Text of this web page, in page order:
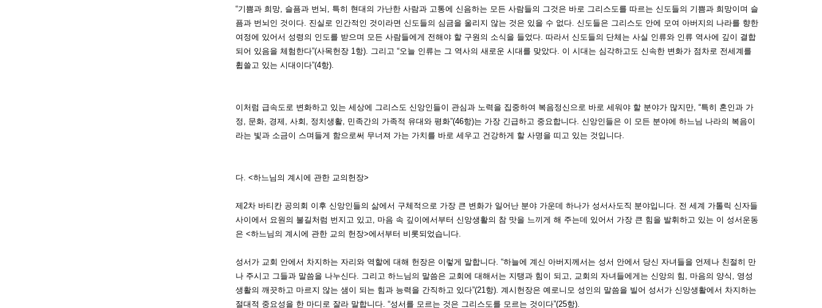
“기 쁨과 희망, 슬픔과 번뇌, 특히 현대의 가난한 사람과 고통에 신음하는 모든 사람들의 그것은 바로 그리스도를 따르는 신도들의 기쁨과 희망이며 슬
픔과 번뇌인 것이다. 진실로 인간적인 것이라면 신도들의 심금을 울리지 않는 것은 있을 수 없다. 신도들은 그리스도 안에 모여 아버지의 나라를 향한
여정에 있어서 성령의 인도를 받으며 모든 사람들에게 전해야 할 구원의 소식을 들었다. 따라서 신도들의 단체는 사실 인류와 인류 역사에 깊이 결합
되어 있음을 체험한다”(사목헌장 1항). 그리고 “오늘 인류는 그 역사의 새로운 시대를 맞았다. 이 시대는 심각하고도 신속한 변화가 점차로 전세계를
휩쓸고 있는 시대이다”(4항).
이 처럼 급속도로 변화하고 있는 세상에 그리스도 신앙인들이 관심과 노력을 집중하여 복음정신으로 바로 세워야 할 분야가 많지만, “특히 혼인과 가
정, 문화, 경제, 사회, 정치생활, 민족간의 가족적 유대와 평화”(46항)는 가장 긴급하고 중요합니다. 신앙인들은 이 모든 분야에 하느님 나라의 복음이
라는 빛과 소금이 스며들게 함으로써 무너져 가는 가치를 바로 세우고 건강하게 할 사명을 띠고 있는 것입니다.
다. <하느님의 계시에 관한 교의헌장>
제2차 바티칸 공의회 이후 신앙인들의 삶에서 구체적으로 가장 큰 변화가 일어난 분야 가운데 하나가 성서사도직 분야입니다. 전 세계 가톨릭 신자들
사이에서 요원의 불길처럼 번지고 있고, 마음 속 깊이에서부터 신앙생활의 참 맛을 느끼게 해 주는데 있어서 가장 큰 힘을 발휘하고 있는 이 성서운동
은 <하느님의 계시에 관한 교의 헌장>에서부터 비롯되었습니다.
성서가 교회 안에서 차지하는 자리와 역할에 대해 헌장은 이렇게 말합니다. “하늘에 계신 아버지께서는 성서 안에서 당신 자녀들을 언제나 친절히 만
나 주시고 그들과 말씀을 나누신다. 그리고 하느님의 말씀은 교회에 대해서는 지탱과 힘이 되고, 교회의 자녀들에게는 신앙의 힘, 마음의 양식, 영성
생활의 깨끗하고 마르지 않는 샘이 되는 힘과 능력을 간직하고 있다”(21항). 계시헌장은 예로니모 성인의 말씀을 빌어 성서가 신앙생활에서 차지하는
절대적 중요성을 한 마디로 잘라 말합니다. “성서를 모르는 것은 그리스도를 모르는 것이다”(25항).